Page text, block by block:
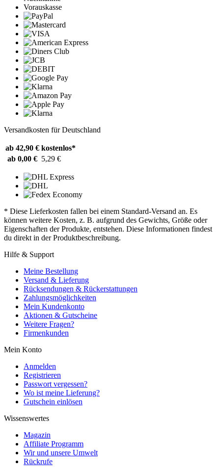
Vorauskasse
Versandkosten für Deutschland
ab 42,90 € kostenlos*
ab 0,00 € 5,29 €
* Diese Lieferkosten fallen bei einem Standard-Versand an. Es
können weitere Kosten, z. B. aufgrund des Gewichts, Größe oder
Eigenschaften der Produkte, entstehen. Diese Informationen findest
du direkt in der Produktbeschreibung.
Hilfe & Support
Meine Bestellung
Versand & Lieferung
Rücksendungen & Rückerstattungen
Zahlungsmöglichkeiten
Mein Kundenkonto
Aktionen & Gutscheine
Weitere Fragen?
Firmenkunden
Mein Konto
Anmelden
Registrieren
Passwort vergessen?
Wo ist meine Lieferung?
Gutschein einlösen
Wissenswertes
Magazin
Affiliate Programm
Wir und unsere Umwelt
Rückrufe